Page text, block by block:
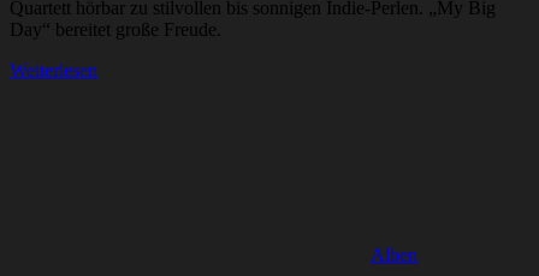
Quartett hörbar zu stilvollen bis sonnigen Indie-Perlen. „My Big
Day“ bereitet große Freude.
Weiterlesen
Alben